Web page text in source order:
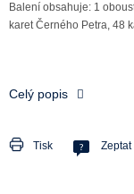
Balení obsahuje: 1
karet Černého Petra, 48
Celý popis
Tisk Zeptat